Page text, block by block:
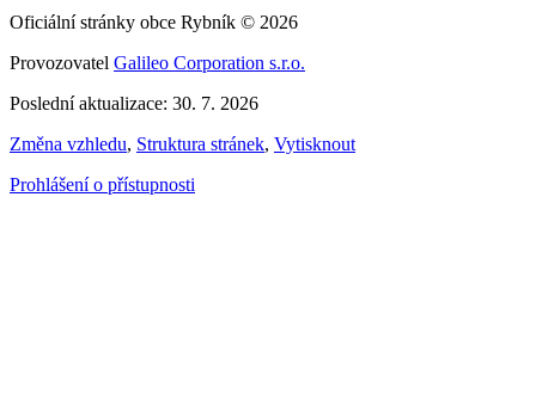
Oficiální stránky obce Rybník © 2026
Provozovatel Galileo Corporation s.r.o.
Poslední aktualizace: 30. 7. 2026
Změna vzhledu, Struktura stránek, Vytisknout
Prohlášení o přístupnosti